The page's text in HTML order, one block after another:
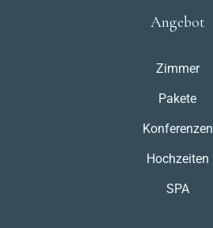
Angebot
Zimmer
Pakete
Konferenzen
Hochzeiten
SPA